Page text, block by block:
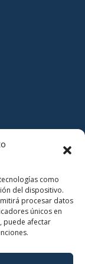
como
del dispositivo.
procesar datos
únicos en
puede afectar